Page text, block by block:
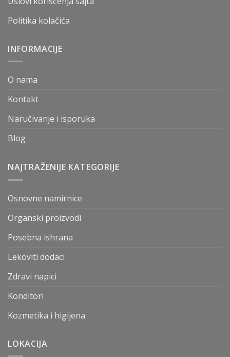
Politika kolačića
INFORMACIJE
O nama
Kontakt
Naručivanje i isporuka
Blog
NAJTRAŽENIJE KATEGORIJE
Osnovne namirnice
Organski proizvodi
Posebna ishrana
Lekoviti dodaci
Zdravi napici
Konditori
Kozmetika i higijena
LOKACIJA